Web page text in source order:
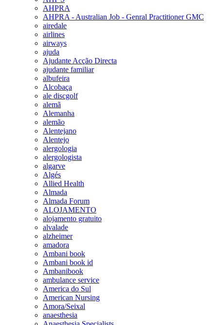
AHPRA
AHPRA - Australian Job - Genral Practitioner GMC
airedale
airlines
airways
ajuda
Ajudante Acção Directa
ajudante familiar
albufeira
Alcobaça
ale discgolf
alemã
Alemanha
alemão
Alentejano
Alentejo
alergologia
alergologista
algarve
Algés
Allied Health
Almada
Almada Forum
ALOJAMENTO
alojamento gratuito
alvalade
alzheimer
amadora
Ambani book
Ambani book id
Ambanibook
ambulance service
America do Sul
American Nursing
Amora/Seixal
anaesthesia